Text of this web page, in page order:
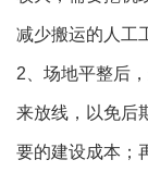
减少搬运的人工
2、场地平整后
来放线，以免后
要的建设成本；